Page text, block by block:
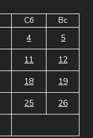
Сб
Вс
4
5
11
12
18
19
25
26